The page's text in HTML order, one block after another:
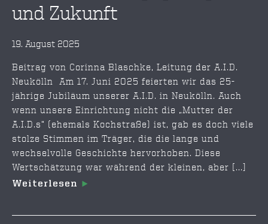
und Zukunft
19. August 2025
Beitrag von Corinna Blaschke, Leitung der A.I.D.
Neukölln Am 17. Juni 2025 feierten wir das 25-
jährige Jubiläum unserer A.I.D. in Neukölln. Auch
wenn unsere Einrichtung nicht die „Mutter der
A.I.D.s“ (ehemals Kochstraße) ist, gab es doch viele
stolze Stimmen im Träger, die die lange und
wechselvolle Geschichte hervorhoben. Diese
Wertschätzung war während der kleinen, aber [...]
Weiterlesen